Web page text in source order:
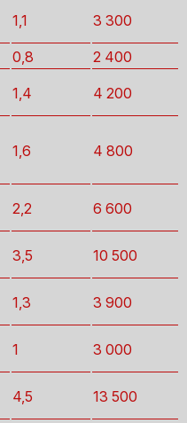
1,1 3 300
0,8
2 400
1,4 4 200
1,6 4 800
2,2 6 600
3,5 10 500
1,3 3 900
1 3 000
4,5 13 500